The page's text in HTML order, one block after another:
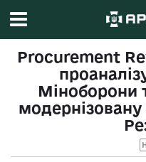
Procurement
Міноборони